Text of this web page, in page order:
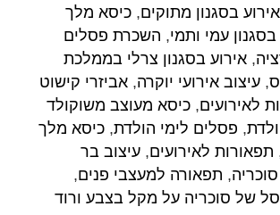
אירוע בסגנון מתוקים, כיסא מלך
בסגנון עמי ותמי, השכרת פסלים
, אירוע בסגנון צרלי בממלכת
, עיצוב אירועי יוקרה, אביזרי קישוט
לאירועים, כיסא מעוצב משוקולד
, פסלים לימי הולדת, כיסא מלך
תפאורות לאירועים, עיצוב בר
, תפאורה למעצבי פנים,
של סוכריה על מקל בצבע ורוד